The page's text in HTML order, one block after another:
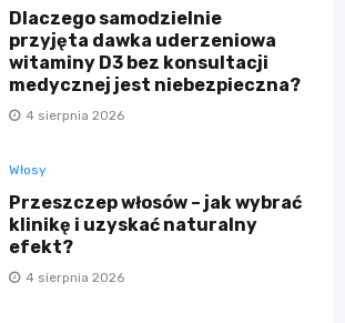
Dlaczego samodzielnie
przyjęta dawka uderzeniowa
witaminy D3 bez konsultacji
medycznej jest niebezpieczna?
4 sierpnia 2026
Włosy
Przeszczep włosów – jak wybrać
klinikę i uzyskać naturalny
efekt?
4 sierpnia 2026